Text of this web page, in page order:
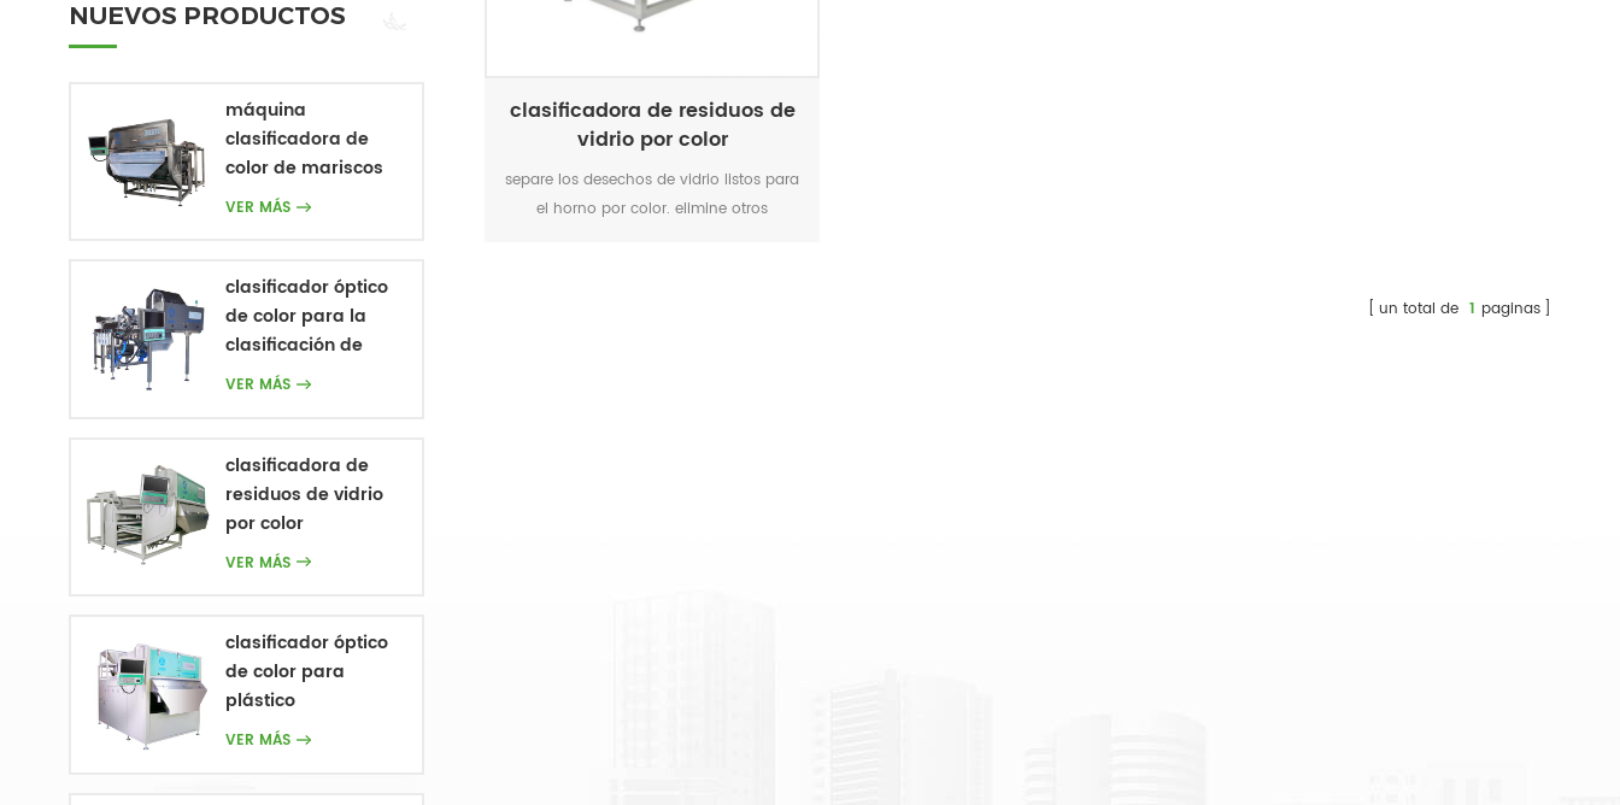
clasificadora de residuos de
vidrio por color
separe los desechos de vidrio listos para
el horno por color. elimine otros
un total de 1 paginas
NUEVOS PRODUCTOS
máquina
clasificadora de
color de mariscos
ópticos
VER MÁS
clasificador óptico
de color para la
clasificación de
frutas y verduras
VER MÁS
clasificadora de
residuos de vidrio
por color
VER MÁS
clasificador óptico
de color para
plástico
VER MÁS